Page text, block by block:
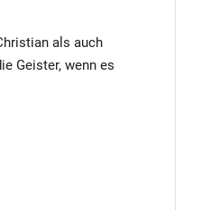
als auch
Geister, wenn es